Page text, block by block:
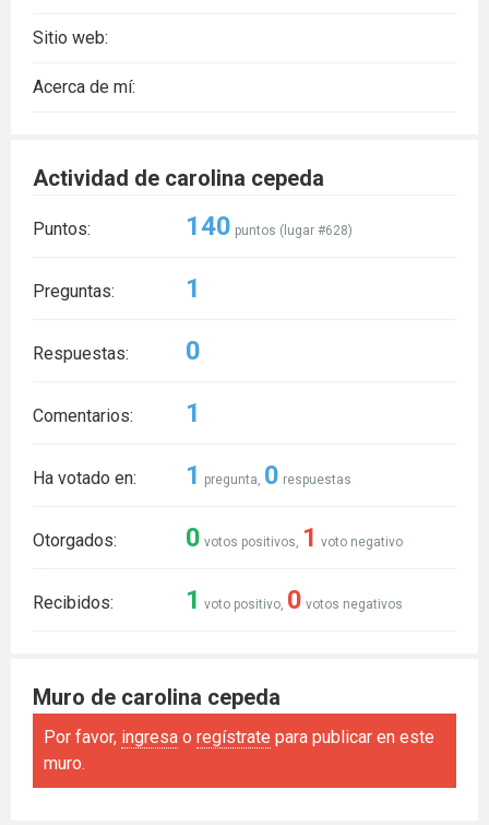
Sitio web:
Acerca de mí:
Actividad de carolina cepeda
Puntos: 140 puntos (lugar #628)
Preguntas: 1
Respuestas: 0
Comentarios: 1
Ha votado en: 1 pregunta, 0 respuestas
Otorgados: 0 votos positivos, 1 voto negativo
Recibidos: 1 voto positivo, 0 votos negativos
Muro de carolina cepeda
Por favor, ingresa o regístrate para publicar en este
muro.